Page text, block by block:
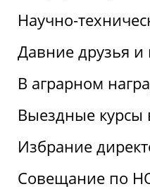
Научно-
Давние друзья и
В аграрном
Выездные курсы
Избрание
Совещание по